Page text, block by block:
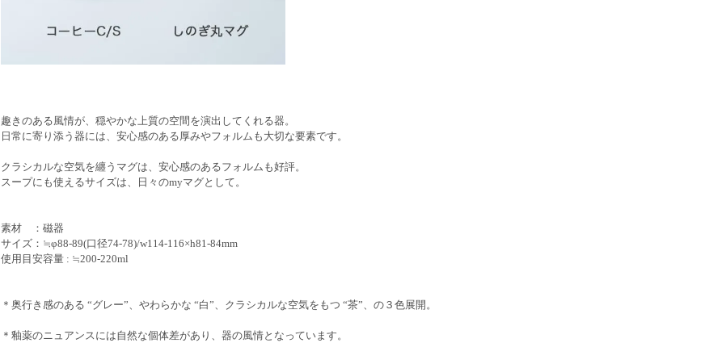
趣きのある風情が、穏やかな上質の空間を演出してくれる器。
日常に寄り添う器には、安心感のある厚みやフォルムも大切な要素です。
クラシカルな空気を纏うマグは、安心感のあるフォルムも好評。
スープにも使えるサイズは、日々のmyマグとして。
素材 ：磁器
サイズ：≒φ88-89(口径74-78)/w114-116×h81-84mm
使用目安容量 : ≒200-220ml
＊奥行き感のある “グレー”、やわらかな “白”、クラシカルな空気をもつ “茶”、の３色展開。
＊釉薬のニュアンスには自然な個体差があり、器の風情となっています。